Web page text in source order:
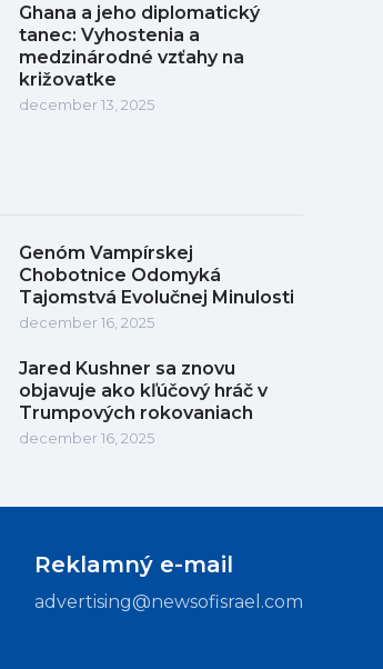
Ghana a jeho diplomatický
tanec: Vyhostenia a
medzinárodné vzťahy na
križovatke
december 13, 2025
Genóm Vampírskej
Chobotnice Odomyká
Tajomstvá Evolučnej Minulosti
december 16, 2025
Jared Kushner sa znovu
objavuje ako kľúčový hráč v
Trumpových rokovaniach
december 16, 2025
Reklamný e-mail
advertising@newsofisrael.com